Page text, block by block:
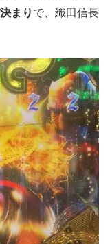
まり で、織田信長